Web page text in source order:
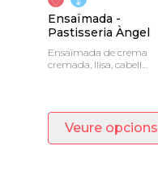
Ensaïmada -
Pastisseria Àngel
Ensaïmada de crema
cremada, llisa, cabell
Veure opcions